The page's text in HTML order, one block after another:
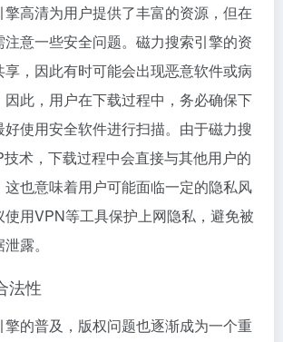
擎高清为用户提供了丰富的资源，但在
意一些安全问题。磁力搜索引擎的资
，因此有时可能会出现恶意软件或病
此，用户在下载过程中，务必确保下
使用安全软件进行扫描。由于磁力搜
术，下载过程中会直接与其他用户的
也意味着用户可能面临一定的隐私风
使用VPN等工具保护上网隐私，避免被
露。
法性
的普及，版权问题也逐渐成为一个重